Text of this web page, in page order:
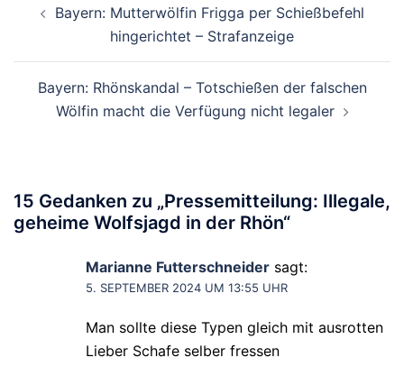
Bayern: Mutterwölfin Frigga per Schießbefehl
hingerichtet – Strafanzeige
Bayern: Rhönskandal – Totschießen der falschen
Wölfin macht die Verfügung nicht legaler
15 Gedanken zu „Pressemitteilung: Illegale,
geheime Wolfsjagd in der Rhön“
Marianne Futterschneider sagt:
5. SEPTEMBER 2024 UM 13:55 UHR
Man sollte diese Typen gleich mit ausrotten
Lieber Schafe selber fressen